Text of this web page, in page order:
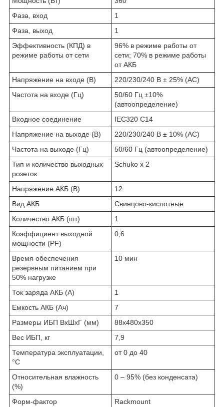
Фаза, вход
1
Фаза, выход
1
Эффективность (КПД) в
режиме работы от сети
96% в режиме работы от
сети; 70% в режиме работы
от АКБ
Напряжение на входе (В)
220/230/240 В ± 25% (AC)
Частота на входе (Гц)
50/60 Гц ±10%
(автоопределение)
Входное соединение
IEC320 C14
Напряжение на выходе (В)
220/230/240 В ± 10% (AC)
Частота на выходе (Гц)
50/60 Гц (автоопределение)
Тип и количество выходных
розеток
Schuko x 2
Напряжение АКБ (В)
12
Вид АКБ
Свинцово-кислотные
Количество АКБ (шт)
1
Коэффициент выходной
мощности (PF)
0,6
Время обеспечения
резервным питанием при
50% нагрузке
10 мин
Ток заряда АКБ (А)
1
Емкость АКБ (Ач)
7
Размеры ИБП ВхШхГ (мм)
88x480x350
Вес ИБП, кг
7,9
Температура эксплуатации,
°C
от 0 до 40
Относительная влажность
(%)
0 – 95% (без конденсата)
Форм-фактор
Rackmount